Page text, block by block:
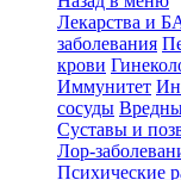
Лекарства и
заболевания
крови
Иммунитет
сосуды
Суставы и
Лор-
Психические